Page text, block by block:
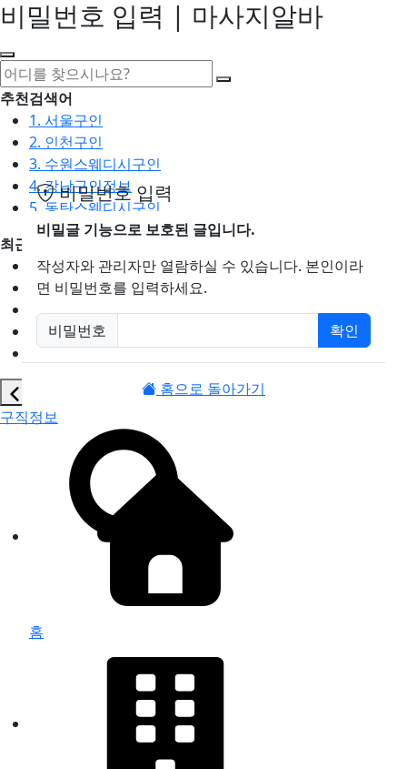
비밀번호 입력 | 마사지알바
추천검색어
1. 서울구인
2. 인천구인
3. 수원스웨디시구인
4. 강남구인정보
5. 동탄스웨디시구인
최근검색어
1. 일산마사지구인
2. 성남아로마구인
3. 스웨디시구인
4. 안산스웨디시구인
5. 아로마구인
구직정보
비밀번호 입력
비밀글 기능으로 보호된 글입니다.
작성자와 관리자만 열람하실 수 있습니다. 본인이라
면 비밀번호를 입력하세요.
비밀번호
필수 확인
홈으로 돌아가기
홈